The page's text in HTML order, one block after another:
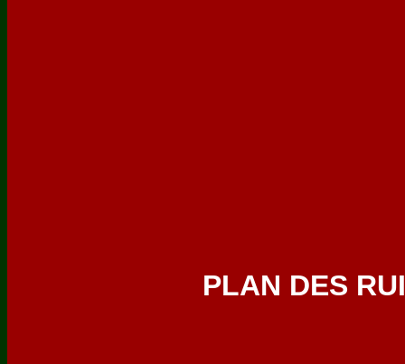
PLAN DES